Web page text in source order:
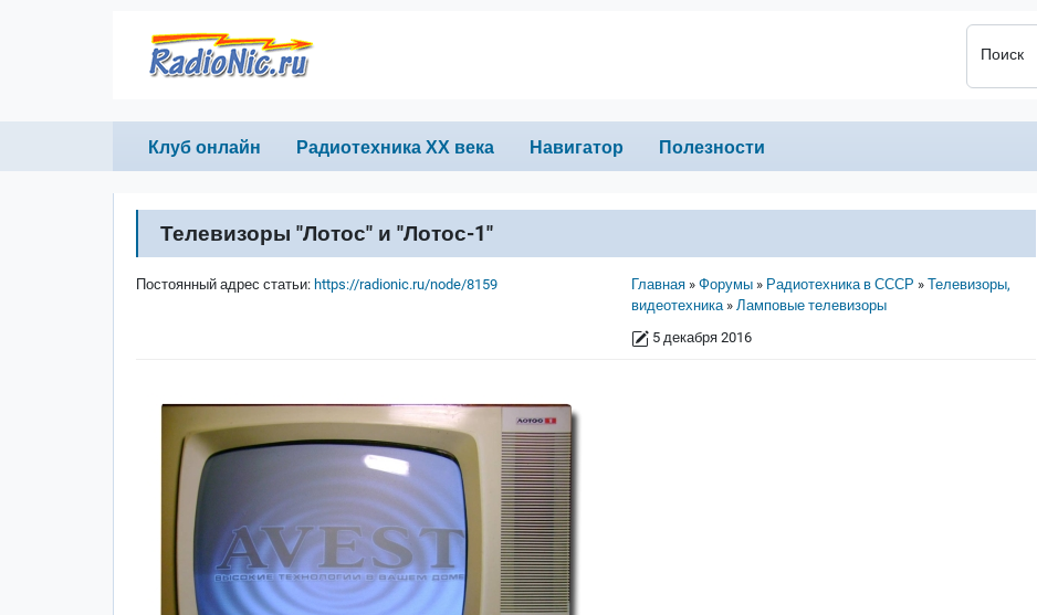
Поиск
Primary links
Клуб онлайн Радиотехника ХХ века Навигатор Полезности
Телевизоры "Лотос" и "Лотос-1"
Строка навигации
Главная Форумы Радиотехника в СССР
Телевизоры,
видеотехника
Ламповые телевизоры
5 декабря 2016
Постоянный адрес статьи: https://radionic.ru/node/8159